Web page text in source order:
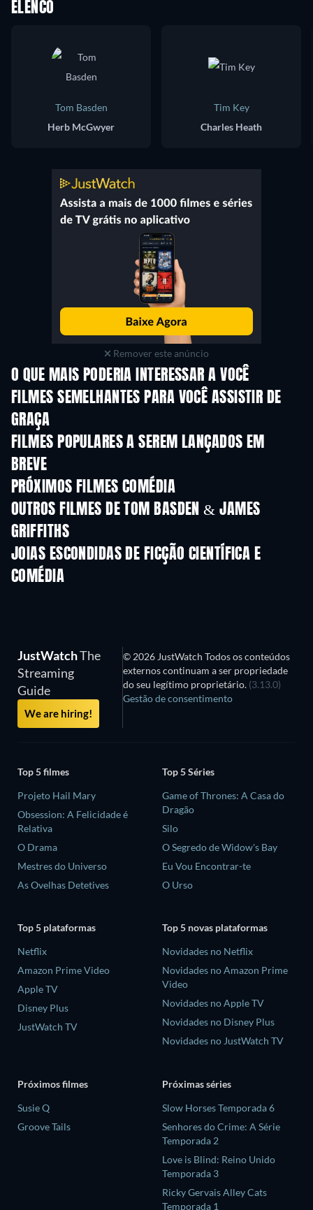
ELENCO
Tom Basden
Herb McGwyer
Tim Key
Charles Heath
Remover este anúncio
O QUE MAIS PODERIA INTERESSAR A VOCÊ
FILMES SEMELHANTES PARA VOCÊ ASSISTIR DE
GRAÇA
FILMES POPULARES A SEREM LANÇADOS EM
BREVE
PRÓXIMOS FILMES COMÉDIA
OUTROS FILMES DE TOM BASDEN & JAMES
GRIFFITHS
JOIAS ESCONDIDAS DE FICÇÃO CIENTÍFICA E
COMÉDIA
JustWatchThe
Streaming
Guide
We are hiring!
© 2026 JustWatch Todos os conteúdos
externos continuam a ser propriedade
do seu legítimo proprietário. (3.13.0)
Gestão de consentimento
Top 5 filmes
Projeto Hail Mary
Obsession: A Felicidade é
Relativa
O Drama
Mestres do Universo
As Ovelhas Detetives
Top 5 Séries
Game of Thrones: A Casa do
Dragão
Silo
O Segredo de Widow's Bay
Eu Vou Encontrar-te
O Urso
Top 5 plataformas
Netflix
Amazon Prime Video
Apple TV
Disney Plus
JustWatch TV
Top 5 novas plataformas
Novidades no Netflix
Novidades no Amazon Prime
Video
Novidades no Apple TV
Novidades no Disney Plus
Novidades no JustWatch TV
Próximos filmes
Susie Q
Groove Tails
Próximas séries
Slow Horses Temporada 6
Senhores do Crime: A Série
Temporada 2
Love is Blind: Reino Unido
Temporada 3
Ricky Gervais Alley Cats
Temporada 1